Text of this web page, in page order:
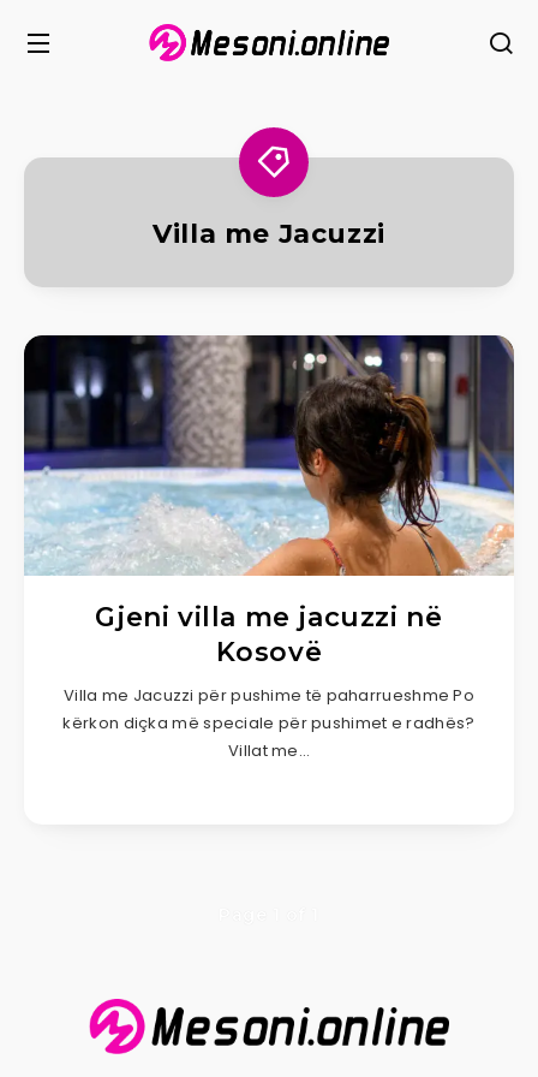
Villa me Jacuzzi
Gjeni villa me jacuzzi në
Kosovë
Villa me Jacuzzi për pushime të paharrueshme Po
kërkon diçka më speciale për pushimet e radhës?
Villat me…